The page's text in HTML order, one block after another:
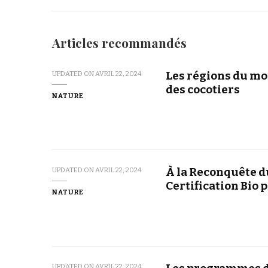
Articles recommandés
UPDATED ONAVRIL 22, 2024
NATURE
Les régions du
des cocotiers
UPDATED ONAVRIL 22, 2024
NATURE
À la Reconquête
Certification Bio
UPDATED ON AVRIL 22, 2024